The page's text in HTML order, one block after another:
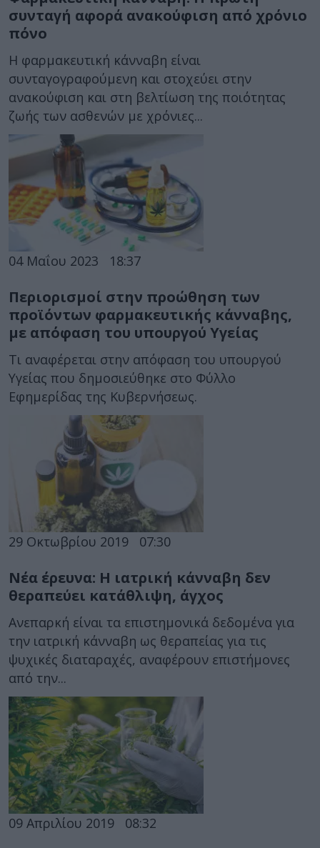
συνταγή αφορά ανακούφιση από χρόνιο
πόνο
Η φαρμακευτική κάνναβη είναι
συνταγογραφούμενη και στοχεύει στην
ανακούφιση και στη βελτίωση της ποιότητας
ζωής των ασθενών με χρόνιες...
04 Μαΐου 2023 18:37
Περιορισμοί στην προώθηση των
προϊόντων φαρμακευτικής κάνναβης,
με απόφαση του υπουργού Υγείας
Τι αναφέρεται στην απόφαση του υπουργού
Υγείας που δημοσιεύθηκε στο Φύλλο
Εφημερίδας της Κυβερνήσεως.
29 Οκτωβρίου 2019 07:30
Νέα έρευνα: Η ιατρική κάνναβη δεν
θεραπεύει κατάθλιψη, άγχος
Ανεπαρκή είναι τα επιστημονικά δεδομένα για
την ιατρική κάνναβη ως θεραπείας για τις
ψυχικές διαταραχές, αναφέρουν επιστήμονες
από την...
09 Απριλίου 2019 08:32